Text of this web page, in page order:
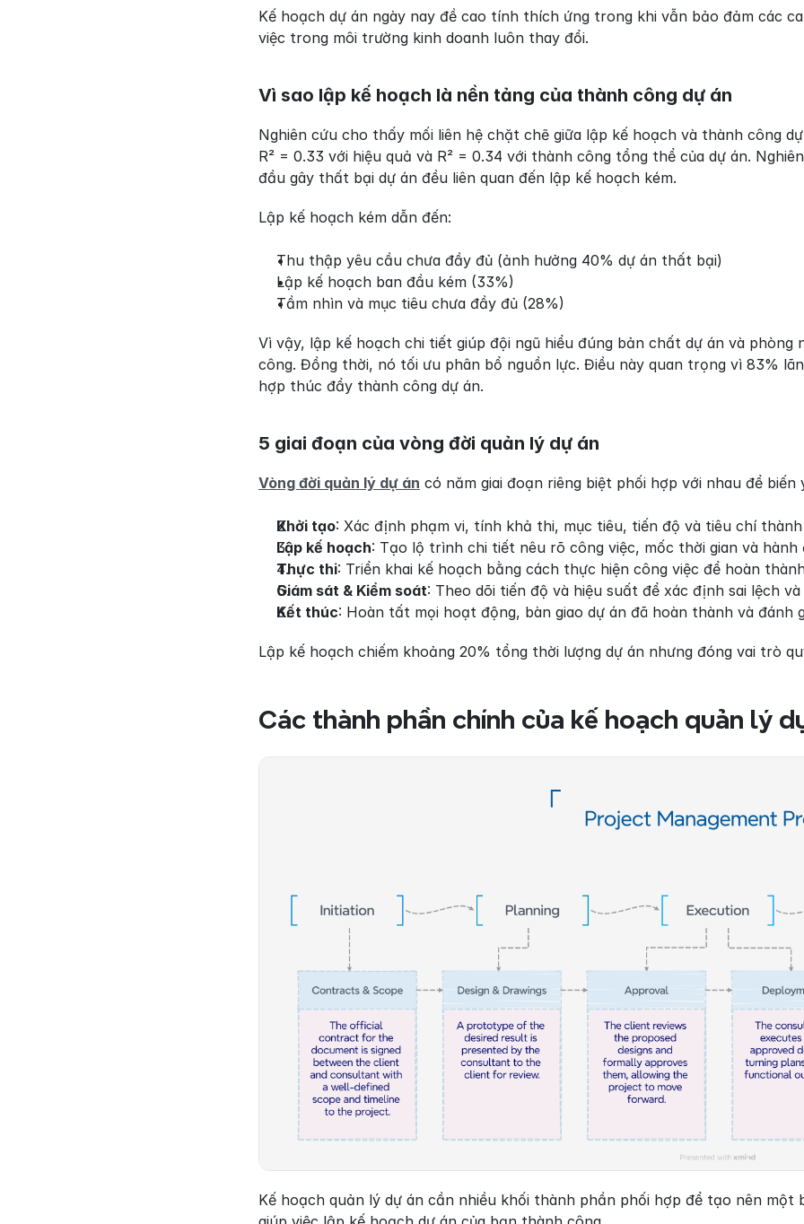
Kế hoạch dự án ngày nay đề cao tính thích ứng trong khi vẫn bảo đảm các
việc trong môi trường kinh doanh luôn thay đổi.
Vì sao lập kế hoạch là nền tảng của thành công dự án
Nghiên cứu cho thấy mối liên hệ chặt chẽ giữa lập kế hoạch và thành công
R² = 0.33 với hiệu quả và R² = 0.34 với thành công tổng thể của dự án.
đầu gây thất bại dự án đều liên quan đến lập kế hoạch kém.
Lập kế hoạch kém dẫn đến:
Thu thập yêu cầu chưa đầy đủ (ảnh hưởng 40% dự án thất bại)
Lập kế hoạch ban đầu kém (33%)
Tầm nhìn và mục tiêu chưa đầy đủ (28%)
Vì vậy, lập kế hoạch chi tiết giúp đội ngũ hiểu đúng bản chất dự án và
công. Đồng thời, nó tối ưu phân bổ nguồn lực. Điều này quan trọng vì 83%
hợp thúc đẩy thành công dự án.
5 giai đoạn của vòng đời quản lý dự án
Vòng đời quản lý dự án có năm giai đoạn riêng biệt phối hợp với nhau để
Khởi tạo: Xác định phạm vi, tính khả thi, mục tiêu, tiến độ và tiêu chí
Lập kế hoạch: Tạo lộ trình chi tiết nêu rõ công việc, mốc thời gian và
Thực thi: Triển khai kế hoạch bằng cách thực hiện công việc để hoàn
Giám sát & Kiểm soát: Theo dõi tiến độ và hiệu suất để xác định sai lệch
Kết thúc: Hoàn tất mọi hoạt động, bàn giao dự án đã hoàn thành và đánh
Lập kế hoạch chiếm khoảng 20% tổng thời lượng dự án nhưng đóng vai trò
Các thành phần chính của kế hoạch quản lý
Kế hoạch quản lý dự án cần nhiều khối thành phần phối hợp để tạo nên